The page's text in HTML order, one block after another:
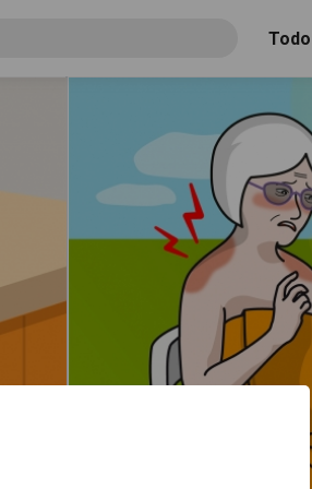
Todo
La abuela se ha